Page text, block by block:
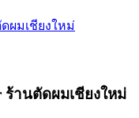
ร้านตัดผมเชียงใหม่